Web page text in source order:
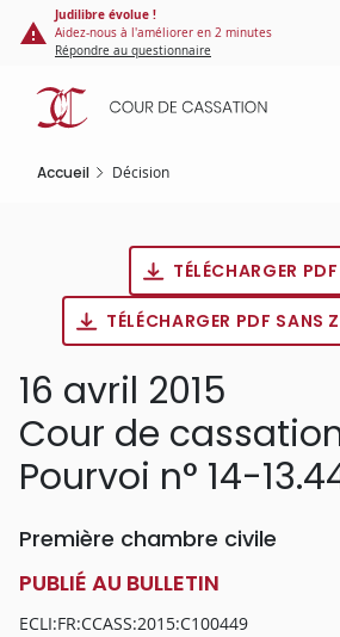
Panneau de gestion des cookies
contenu
principal
Judilibre évolue !
Aidez-nous à l'améliorer en 2 minutes
Répondre au questionnaire
Accueil Décision
TÉLÉCHARGER PDF
TÉLÉCHARGER PDF SANS
16 avril 2015
Cour de
Pourvoi n° 14-
Première chambre civile
PUBLIÉ AU BULLETIN
ECLI:FR:CCASS:2015:C100449